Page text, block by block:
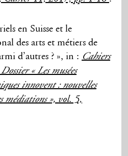
en Suisse et le
des arts et métiers de
d’autres ? », in : Cahiers
« Les musées
innovent : nouvelles
médiations », vol. 5,